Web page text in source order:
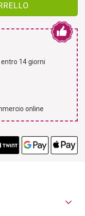
14 giorni
online